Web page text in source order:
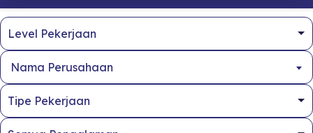
Nama Perusahaan